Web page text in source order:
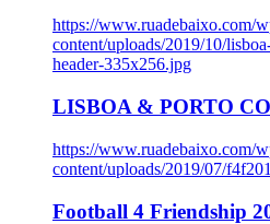
https://www.ruadebaixo.com/
content/uploads/2019/10/
header-335x256.jpg
LISBOA & PORTO
https://www.ruadebaixo.com/
content/uploads/2019/07/
Football 4 Friendship